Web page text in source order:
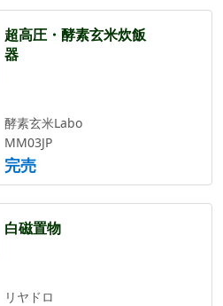
超高圧・酵素玄米炊飯
器
酵素玄米Labo
MM03JP
完売
白磁置物
リヤドロ